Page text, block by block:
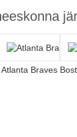
Atlanta Braves